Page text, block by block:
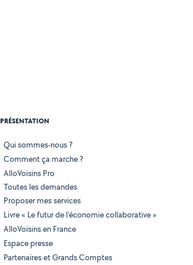
PRÉSENTATION
Qui sommes-nous ?
Comment ça marche ?
AlloVoisins Pro
Toutes les demandes
Proposer mes services
Livre « Le futur de l'économie collaborative »
AlloVoisins en France
Espace presse
Partenaires et Grands Comptes